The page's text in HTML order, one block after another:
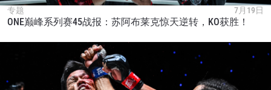
专题 7月19日
ONE巅峰系列赛45战报：苏阿布莱克惊天逆转，KO获胜！